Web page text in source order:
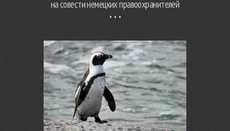
на совести немецких правоохранителей